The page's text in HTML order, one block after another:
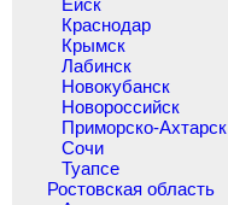
Ейск
Краснодар
Крымск
Лабинск
Новокубанск
Новороссийск
Приморско-Ахтарск
Сочи
Туапсе
Ростовская область